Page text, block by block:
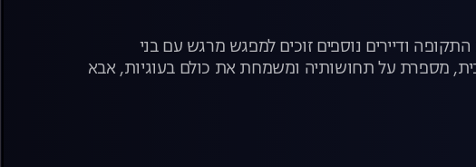
ודיירים נוספים זוכים למפגש מרגש עם בני
מספרת על תחושותיה ומשמחת את כולם בעוגיות, אבא